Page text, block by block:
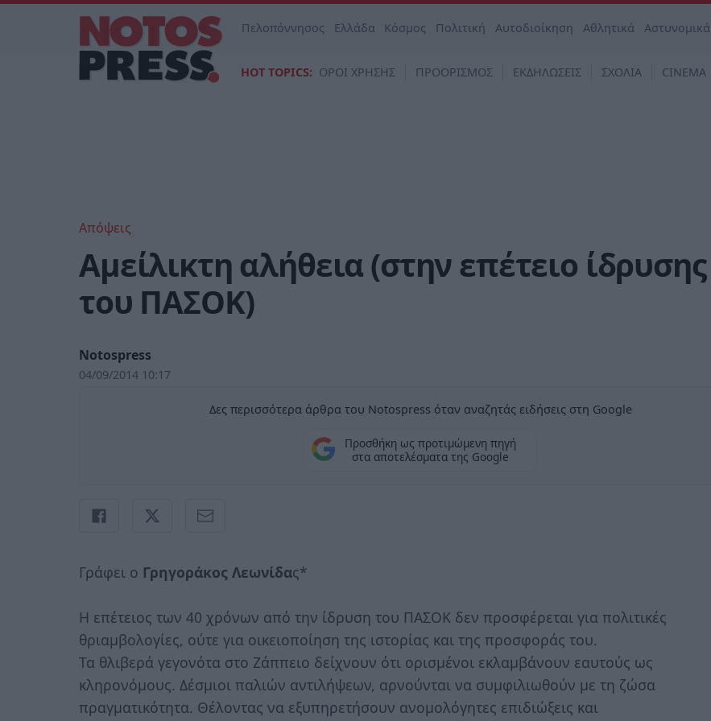
Πελοπόννησος Ελλάδα Κόσμος Πολιτική Αυτοδιοίκηση Αθλητικά Αστυνομικά
HOT TOPICS: ΟΡΟΙ ΧΡΗΣΗΣ ΠΡΟΟΡΙΣΜΟΣ ΕΚΔΗΛΩΣΕΙΣ ΣΧΟΛΙΑ CINEMA
Απόψεις
Αμείλικτη αλήθεια (στην επέτειο ίδρυσης
του ΠΑΣΟΚ)
Notospress
04/09/2014 10:17
Δες περισσότερα άρθρα του Notospress όταν αναζητάς ειδήσεις στη Google
Προσθήκη ως προτιμώμενη πηγή
στα αποτελέσματα της Google
Γράφει ο Γρηγοράκος Λεωνίδας*
Η επέτειος των 40 χρόνων από την ίδρυση του ΠΑΣΟΚ δεν προσφέρεται για πολιτικές
θριαμβολογίες, ούτε για οικειοποίηση της ιστορίας και της προσφοράς του.
Τα θλιβερά γεγονότα στο Ζάππειο δείχνουν ότι ορισμένοι εκλαμβάνουν εαυτούς ως
κληρονόμους. Δέσμιοι παλιών αντιλήψεων, αρνούνται να συμφιλιωθούν με τη ζώσα
πραγματικότητα. Θέλοντας να εξυπηρετήσουν ανομολόγητες επιδιώξεις και